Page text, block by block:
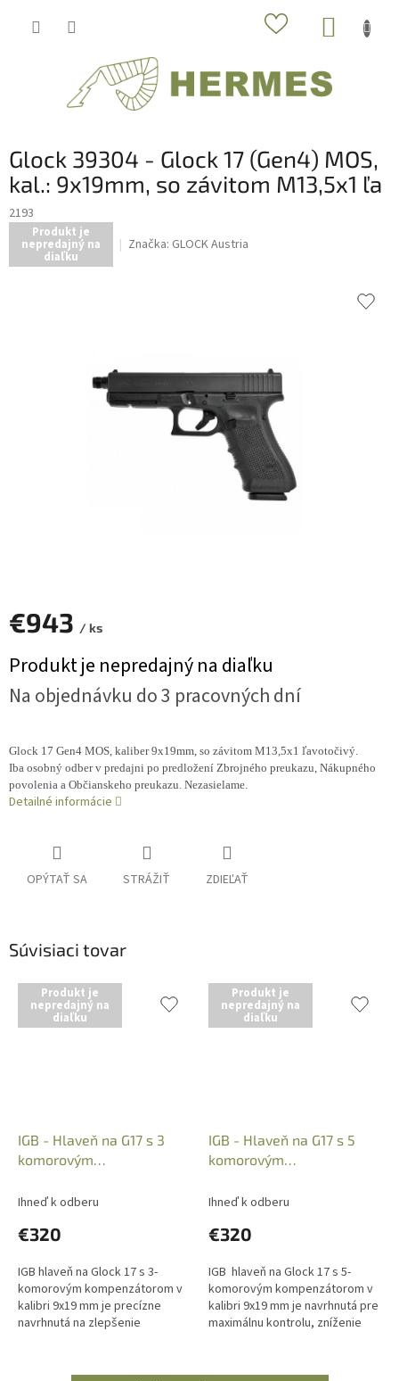
Glock 39304 - Glock 17 (Gen4) MOS,
kal.: 9x19mm, so závitom M13,5x1 ľa
2193
Produkt je
nepredajný na
diaľku
Značka: GLOCK Austria
€943 / ks
cena:
Produkt je nepredajný na diaľku
Na objednávku do 3 pracovných dní
Glock 17 Gen4 MOS, kaliber 9x19mm, so závitom M13,5x1 ľavotočivý.
Iba osobný odber v predajni po predložení Zbrojného preukazu, Nákupného
povolenia a Občianskeho preukazu. Nezasielame.
Detailné informácie
OPÝTAŤ SA STRÁŽIŤ ZDIEĽAŤ
Súvisiaci tovar
Produkt je
nepredajný na
diaľku
IGB - Hlaveň na G17 s 3
komorovým
9x19mm, 132mm,
Ihneď k odberu
€320
IGB hlaveň na Glock 17 s 3-
komorovým kompenzátorom v
kalibri 9x19 mm je precízne
navrhnutá na zlepšenie
Produkt je
nepredajný na
diaľku
IGB - Hlaveň na G17 s 5
komorovým
9x19mm, 142mm,
Ihneď k odberu
€320
IGB hlaveň na Glock 17 s 5-
komorovým kompenzátorom v
kalibri 9x19 mm je navrhnutá pre
maximálnu kontrolu, zníženie